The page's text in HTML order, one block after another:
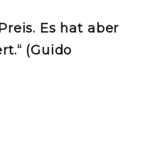
Es hat aber
(Guido